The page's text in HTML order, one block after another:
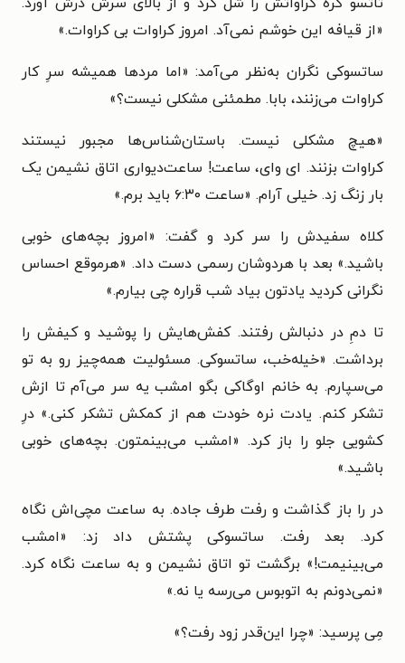
«از قیافه این خوشم نمی‌آد. امروز کراوات بی کراوات.»
ساتسوکی نگران به‌نظر می‌آمد: «اما مردها همیشه سرِ کار
کراوات می‌زنند، بابا. مطمئنی مشکلی نیست؟»
«هیچ مشکلی نیست. باستان‌شناس‌ها مجبور نیستند
کراوات بزنند. ای وای، ساعت! ساعت‌دیواری اتاق نشیمن یک
بار زنگ زد. خیلی آرام. «ساعت ۶:۳۰ باید برم.»
کلاه سفیدش را سر کرد و گفت: «امروز بچه‌های خوبی
باشید.» بعد با هردوشان رسمی دست داد. «هرموقع احساس
نگرانی کردید یادتون بیاد شب قراره چی بیارم.»
تا دمِ در دنبالش رفتند. کفش‌هایش را پوشید و کیفش را
برداشت. «خیله‌خب، ساتسوکی. مسئولیت همه‌چیز رو به تو
می‌سپارم. به خانم اوگاکی بگو امشب یه سر می‌آم تا ازش
تشکر کنم. یادت نره خودت هم از کمکش تشکر کنی.» درِ
کشویی جلو را باز کرد. «امشب می‌بینمتون. بچه‌های خوبی
باشید.»
در را باز گذاشت و رفت طرف جاده. به ساعت مچی‌اش نگاه
کرد. بعد رفت. ساتسوکی پشتش داد زد: «امشب
می‌بینیمت!» برگشت تو اتاق نشیمن و به ساعت نگاه کرد.
«نمی‌دونم به اتوبوس می‌رسه یا نه.»
مِی پرسید: «چرا این‌قدر زود رفت؟»